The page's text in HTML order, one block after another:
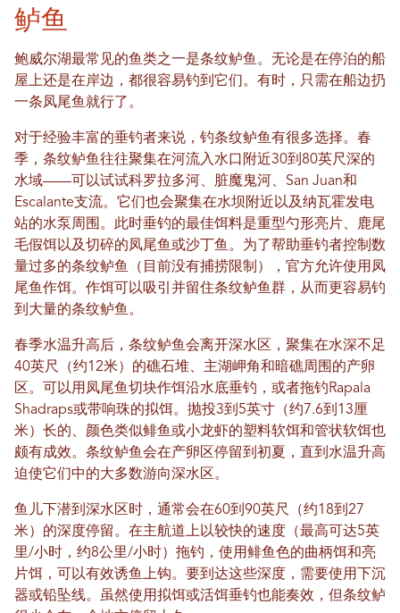
鲈鱼
鲍威尔湖最常见的鱼类之一是条纹鲈鱼。无论是在停泊的船
屋上还是在岸边，都很容易钓到它们。有时，只需在船边扔
一条凤尾鱼就行了。
对于经验丰富的垂钓者来说，钓条纹鲈鱼有很多选择。春
季，条纹鲈鱼往往聚集在河流入水口附近30到80英尺深的
水域——可以试试科罗拉多河、脏魔鬼河、San Juan和
Escalante支流。它们也会聚集在水坝附近以及纳瓦霍发电
站的水泵周围。此时垂钓的最佳饵料是重型勺形亮片、鹿尾
毛假饵以及切碎的凤尾鱼或沙丁鱼。为了帮助垂钓者控制数
量过多的条纹鲈鱼（目前没有捕捞限制），官方允许使用凤
尾鱼作饵。作饵可以吸引并留住条纹鲈鱼群，从而更容易钓
到大量的条纹鲈鱼。
春季水温升高后，条纹鲈鱼会离开深水区，聚集在水深不足
40英尺（约12米）的礁石堆、主湖岬角和暗礁周围的产卵
区。可以用凤尾鱼切块作饵沿水底垂钓，或者拖钓Rapala
Shadraps或带响珠的拟饵。抛投3到5英寸（约7.6到13厘
米）长的、颜色类似鲱鱼或小龙虾的塑料软饵和管状软饵也
颇有成效。条纹鲈鱼会在产卵区停留到初夏，直到水温升高
迫使它们中的大多数游向深水区。
鱼儿下潜到深水区时，通常会在60到90英尺（约18到27
米）的深度停留。在主航道上以较快的速度（最高可达5英
里/小时，约8公里/小时）拖钓，使用鲱鱼色的曲柄饵和亮
片饵，可以有效诱鱼上钩。要到达这些深度，需要使用下沉
器或铅坠线。虽然使用拟饵或活饵垂钓也能奏效，但条纹鲈